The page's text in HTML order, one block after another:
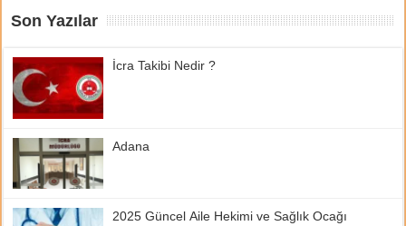
Son Yazılar
İcra Takibi Nedir ?
Adana
2025 Güncel Aile Hekimi ve Sağlık Ocağı